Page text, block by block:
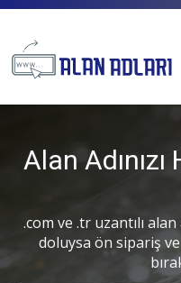
Alan
.com ve .tr uzantılı
doluysa ön sipariş